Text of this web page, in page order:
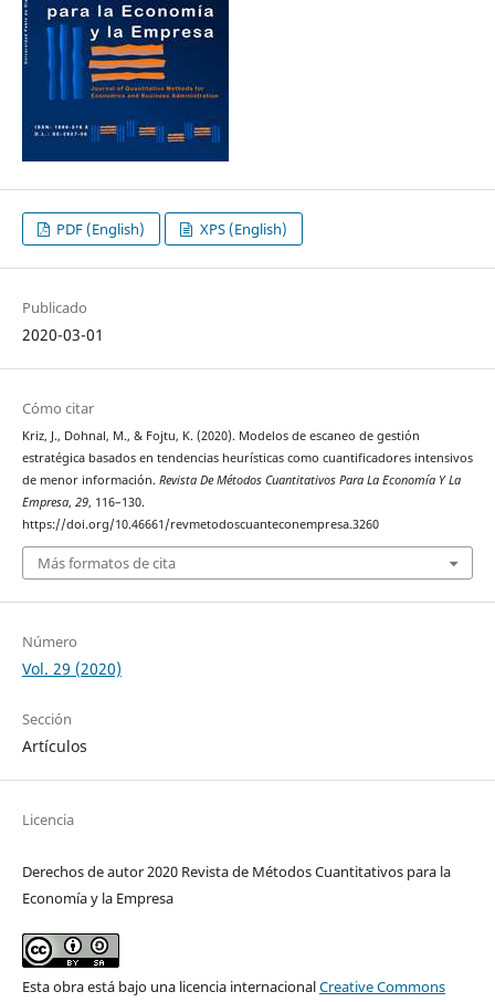
PDF (English) XPS (English)
Publicado
2020-03-01
Cómo citar
Kriz, J., Dohnal, M., & Fojtu, K. (2020). Modelos de escaneo de gestión
estratégica basados en tendencias heurísticas como cuantificadores intensivos
de menor información. Revista De Métodos Cuantitativos Para La Economía Y La
Empresa, 29, 116–130.
https://doi.org/10.46661/revmetodoscuanteconempresa.3260
Más formatos de cita
Número
Vol. 29 (2020)
Sección
Artículos
Licencia
Derechos de autor 2020 Revista de Métodos Cuantitativos para la
Economía y la Empresa
Esta obra está bajo una licencia internacionalCreative Commons